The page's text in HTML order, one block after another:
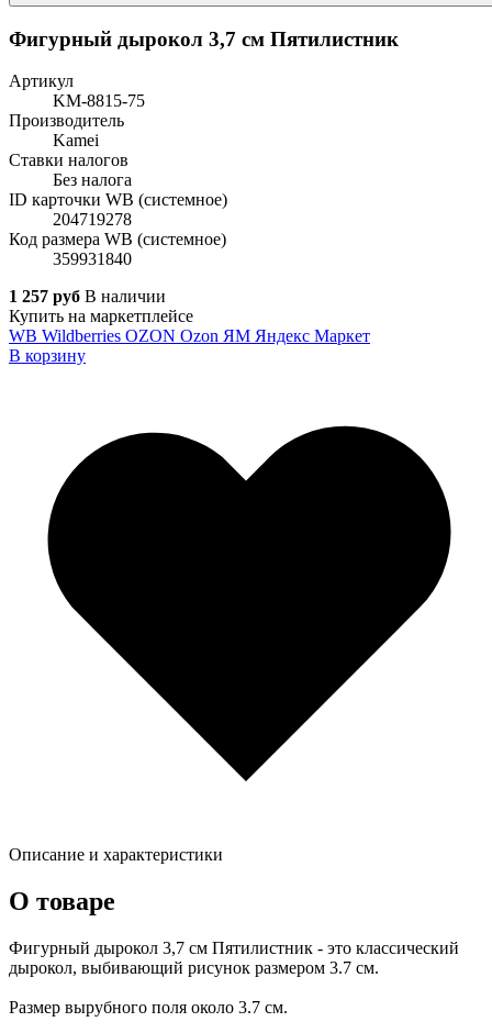
Фигурный дырокол 3,7 см Пятилистник
Артикул
KM-8815-75
Производитель
Kamei
Ставки налогов
Без налога
ID карточки WB (системное)
204719278
Код размера WB (системное)
359931840
1 257 руб В наличии
Купить на маркетплейсе
WB Wildberries OZON Ozon ЯМ Яндекс Маркет
В корзину
Описание и характеристики
О товаре
Фигурный дырокол 3,7 см Пятилистник - это классический
дырокол, выбивающий рисунок размером 3.7 см.
Размер вырубного поля около 3.7 см.